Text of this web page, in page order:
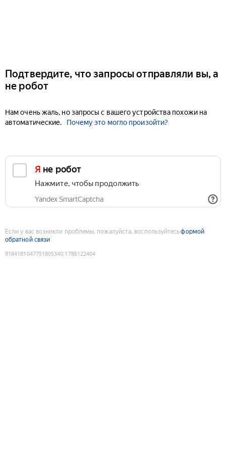
Подтвердите, что запросы отправляли вы, а
не робот
Нам очень жаль, но запросы с вашего устройства похожи на
автоматические.
Почему это могло произойти?
Я не робот
Нажмите, чтобы продолжить
Yandex SmartCaptcha
Если у вас возникли проблемы, пожалуйста, воспользуйтесьформой
обратной связи
9184181047751805340:1786122404